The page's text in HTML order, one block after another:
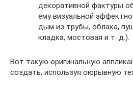
декоративной фактуры
ему визуальной
дым из трубы, облака,
кладка, мостовая и т. д.).
Вот такую оригинальную
создать, используя оюрывную